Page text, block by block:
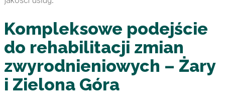
Kompleksowe podejście
do rehabilitacji zmian
zwyrodnieniowych – Żary
i Zielona Góra